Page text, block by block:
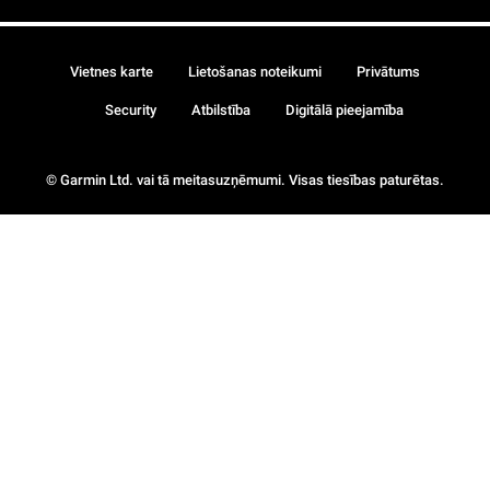
© Garmin Ltd. vai tā meitasuzņēmumi. Visas tiesības paturētas.
Vietnes karte Lietošanas noteikumi Privātums
Security Atbilstība Digitālā pieejamība